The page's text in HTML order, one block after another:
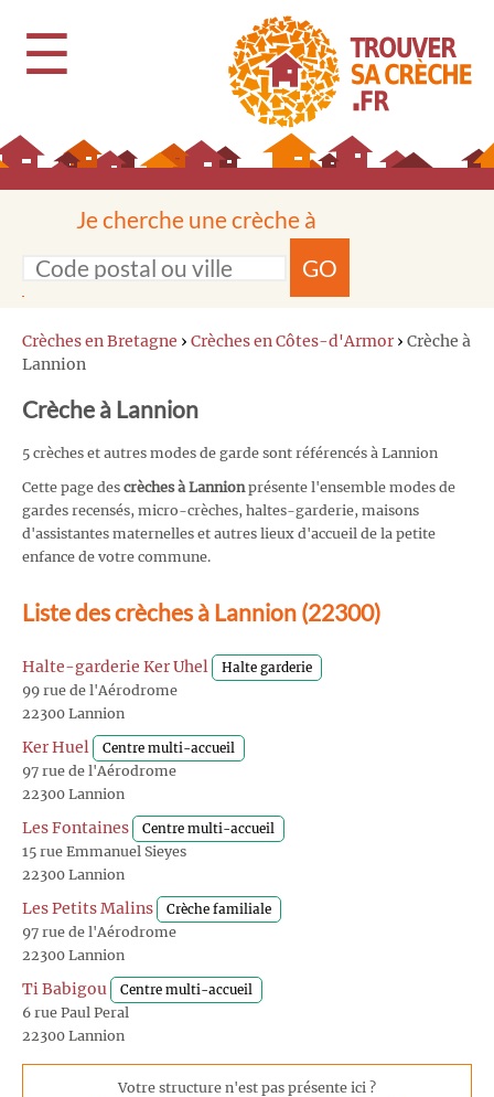
☰
Je cherche une crèche à
GO
Crèches en Bretagne › Crèches en Côtes-d'Armor › Crèche à
Lannion
Crèche à Lannion
5 crèches et autres modes de garde sont référencés à Lannion
Cette page des crèches à Lannion présente l'ensemble modes de
gardes recensés, micro-crèches, haltes-garderie, maisons
d'assistantes maternelles et autres lieux d'accueil de la petite
enfance de votre commune.
Liste des crèches à Lannion (22300)
Halte-garderie Ker Uhel Halte garderie
99 rue de l'Aérodrome
22300 Lannion
Ker Huel Centre multi-accueil
97 rue de l'Aérodrome
22300 Lannion
Les Fontaines Centre multi-accueil
15 rue Emmanuel Sieyes
22300 Lannion
Les Petits Malins Crèche familiale
97 rue de l'Aérodrome
22300 Lannion
Ti Babigou Centre multi-accueil
6 rue Paul Peral
22300 Lannion
Votre structure n'est pas présente ici ?